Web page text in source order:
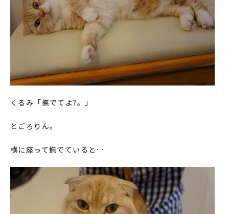
くるみ「撫でてよ?。」
とごろりん。
横に座って撫でていると…